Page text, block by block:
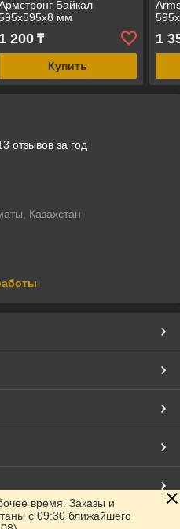
Байкал
мм
1 200₸
Купить
1
отзывов за год
Казахстан
Satu.kz
время. Заказы и
с 09:30 ближайшего